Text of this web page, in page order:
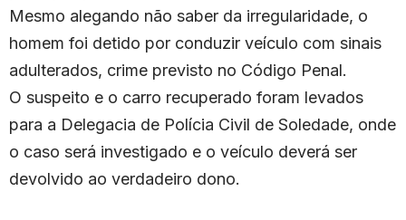
Mesmo alegando não saber da irregularidade, o
homem foi detido por conduzir veículo com sinais
adulterados, crime previsto no Código Penal.
O suspeito e o carro recuperado foram levados
para a Delegacia de Polícia Civil de Soledade, onde
o caso será investigado e o veículo deverá ser
devolvido ao verdadeiro dono.